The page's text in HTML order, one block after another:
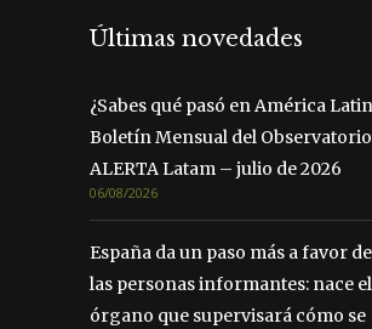
Últimas novedades
¿Sabes qué pasó en América
Boletín Mensual del Observatorio
ALERTA Latam – julio de 2026
06/08/2026
España da un paso más a favor de
las personas informantes: nace el
órgano que supervisará cómo se